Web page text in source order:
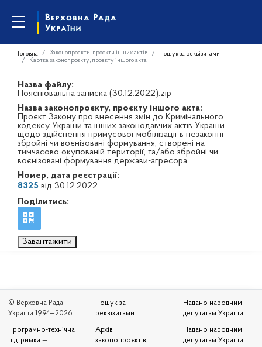
Головна Законопроєкти, проєкти інших актів
Пошук за реквізитами
Картка законопроєкту, проєкту іншого акта
Назва файлу:
Пояснювальна записка (30.12.2022).zip
Назва законопроєкту, проєкту іншого акта:
Проєкт Закону про внесення змін до Кримінального
кодексу України та інших законодавчих актів України
щодо здійснення примусової мобілізації в незаконні
збройні чи воєнізовані формування, створені на
тимчасово окупованій території, та/або збройні чи
воєнізовані формування держави-агресора
Номер, дата реєстрації:
8325 від 30.12.2022
Поділитись:
Завантажити
© Верховна Рада
України 1994—2026
Програмно-технічна
підтримка —
Пошук за
реквізитами
Архів
законопроєктів,
Надано народним
депутатам України
Надано народним
депутатам України